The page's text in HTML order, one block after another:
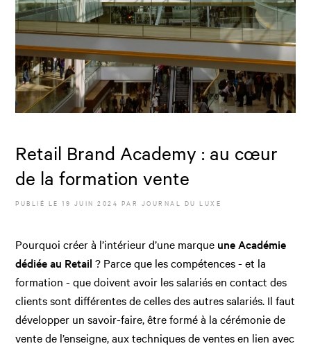
Retail Brand Academy : au cœur
de la formation vente
PUBLIÉ LE19 JUIN 2024 PAR JOURNAL DU LUXE
Pourquoi créer à l’intérieur d’une marque une Académie
dédiée au Retail ? Parce que les compétences - et la
formation - que doivent avoir les salariés en contact des
clients sont différentes de celles des autres salariés. Il faut
développer un savoir-faire, être formé à la cérémonie de
vente de l’enseigne, aux techniques de ventes en lien avec